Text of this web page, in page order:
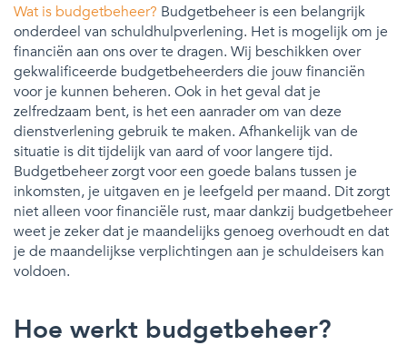
Wat is budgetbeheer? Budgetbeheer is een belangrijk
onderdeel van schuldhulpverlening. Het is mogelijk om je
financiën aan ons over te dragen. Wij beschikken over
gekwalificeerde budgetbeheerders die jouw financiën
voor je kunnen beheren. Ook in het geval dat je
zelfredzaam bent, is het een aanrader om van deze
dienstverlening gebruik te maken. Afhankelijk van de
situatie is dit tijdelijk van aard of voor langere tijd.
Budgetbeheer zorgt voor een goede balans tussen je
inkomsten, je uitgaven en je leefgeld per maand. Dit zorgt
niet alleen voor financiële rust, maar dankzij budgetbeheer
weet je zeker dat je maandelijks genoeg overhoudt en dat
je de maandelijkse verplichtingen aan je schuldeisers kan
voldoen.
Hoe werkt budgetbeheer?